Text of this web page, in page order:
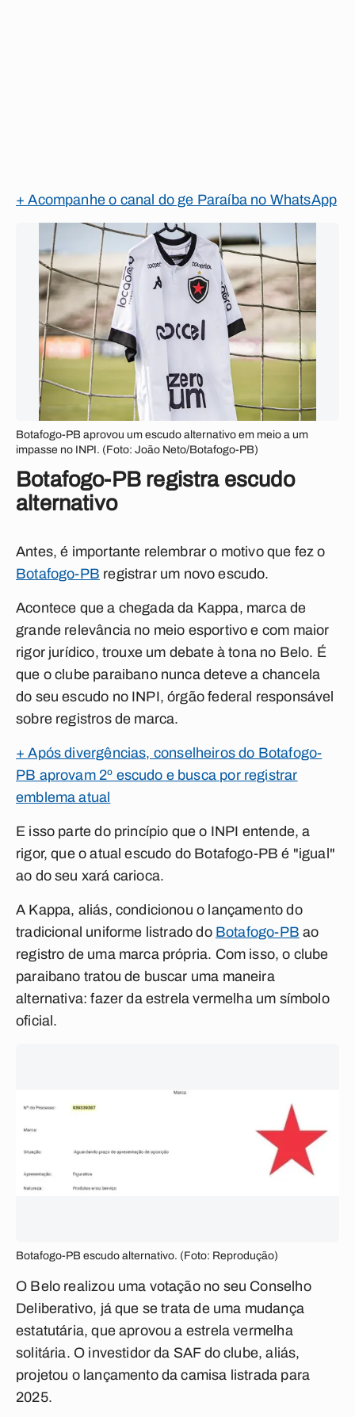
+ Acompanhe o canal do ge Paraíba no WhatsApp
Botafogo-PB aprovou um escudo alternativo em meio a um
impasse no INPI. (Foto: João Neto/Botafogo-PB)
Botafogo-PB registra escudo
alternativo
Antes, é importante relembrar o motivo que fez o
Botafogo-PB registrar um novo escudo.
Acontece que a chegada da Kappa, marca de
grande relevância no meio esportivo e com maior
rigor jurídico, trouxe um debate à tona no Belo. É
que o clube paraibano nunca deteve a chancela
do seu escudo no INPI, órgão federal responsável
sobre registros de marca.
+Após divergências, conselheiros do Botafogo-
PB aprovam 2º escudo e busca por registrar
emblema atual
E isso parte do princípio que o INPI entende, a
rigor, que o atual escudo do Botafogo-PB é "igual"
ao do seu xará carioca.
A Kappa, aliás, condicionou o lançamento do
tradicional uniforme listrado do Botafogo-PB ao
registro de uma marca própria. Com isso, o clube
paraibano tratou de buscar uma maneira
alternativa: fazer da estrela vermelha um símbolo
oficial.
Botafogo-PB escudo alternativo. (Foto: Reprodução)
O Belo realizou uma votação no seu Conselho
Deliberativo, já que se trata de uma mudança
estatutária, que aprovou a estrela vermelha
solitária. O investidor da SAF do clube, aliás,
projetou o lançamento da camisa listrada para
2025.